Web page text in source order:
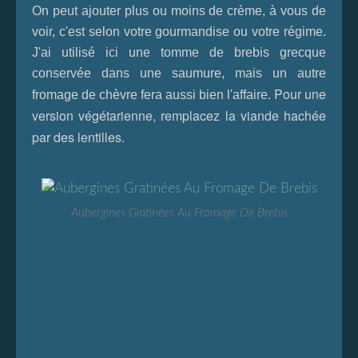
On peut ajouter plus ou moins de crème, à vous de
voir, c'est selon votre gourmandise ou votre régime.
J'ai utilisé ici une tomme de brebis grecque
conservée dans une saumure, mais un autre
fromage de chèvre fera aussi bien l'affaire. Pour une
version végétarienne, remplacez la viande hachée
par des lentilles.
Aubergines Gratinées Au Fromage De Brebis